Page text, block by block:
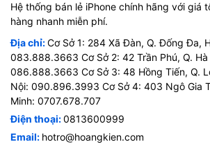
Hệ thống bán lẻ iPhone chính hãng với giá
hàng nhanh miễn phí.
Địa chỉ:Cơ Sở 1: 284 Xã Đàn, Q. Đống Đa,
083.888.3663 Cơ Sở 2: 42 Trần Phú, Q.
086.888.3663 Cơ Sở 3: 48 Hồng Tiến, Q.
Nội: 090.896.3993 Cơ Sở 4: 403 Ngô Gia
Minh: 0707.678.707
Điện thoại:0813600999
Email: hotro@hoangkien.com